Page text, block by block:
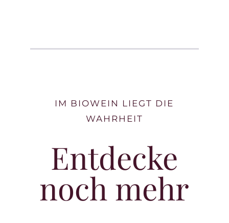
IM BIOWEIN LIEGT DIE
WAHRHEIT
Entdecke
noch mehr